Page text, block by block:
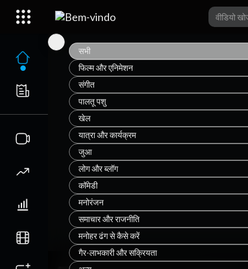
सभी
फिल्म और एनिमेशन
संगीत
पालतू पशु
खेल
यात्रा और कार्यक्रम
जुआ
लोग और ब्लॉग
कॉमेडी
मनोरंजन
समाचार और राजनीति
मनोहर ढंग से कैसे करें
गैर-लाभकारी और सक्रियता